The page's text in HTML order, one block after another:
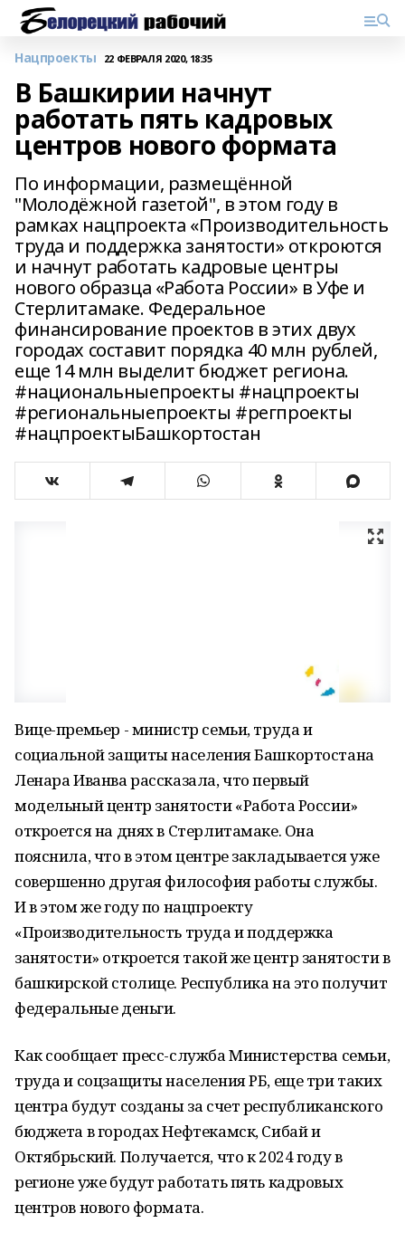
Нацпроекты 22 ФЕВРАЛЯ 2020, 18:35
В Башкирии начнут
работать пять кадровых
центров нового формата
По информации, размещённой
"Молодёжной газетой", в этом году в
рамках нацпроекта «Производительность
труда и поддержка занятости» откроются
и начнут работать кадровые центры
нового образца «Работа России» в Уфе и
Стерлитамаке. Федеральное
финансирование проектов в этих двух
городах составит порядка 40 млн рублей,
еще 14 млн выделит бюджет региона.
#национальныепроекты #нацпроекты
#региональныепроекты #регпроекты
#нацпроектыБашкортостан
Вице-премьер - министр семьи, труда и
социальной защиты населения Башкортостана
Ленара Иванва рассказала, что первый
модельный центр занятости «Работа России»
откроется на днях в Стерлитамаке. Она
пояснила, что в этом центре закладывается уже
совершенно другая философия работы службы.
И в этом же году по нацпроекту
«Производительность труда и поддержка
занятости» откроется такой же центр занятости в
башкирской столице. Республика на это получит
федеральные деньги.
Как сообщает пресс-служба Министерства семьи,
труда и соцзащиты населения РБ, еще три таких
центра будут созданы за счет республиканского
бюджета в городах Нефтекамск, Сибай и
Октябрьский. Получается, что к 2024 году в
регионе уже будут работать пять кадровых
центров нового формата.